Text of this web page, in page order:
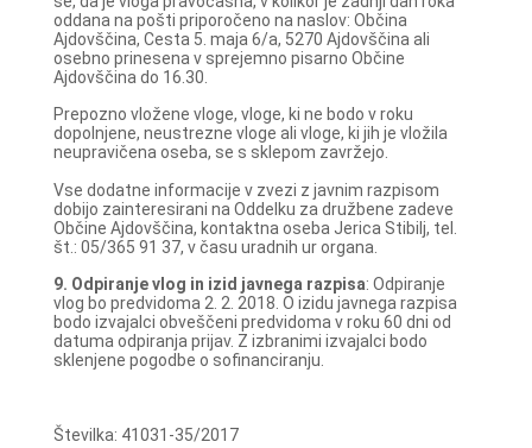
oddana na pošti priporočeno na naslov: Občina
Ajdovščina, Cesta 5. maja 6/a, 5270 Ajdovščina ali
osebno prinesena v sprejemno pisarno Občine
Ajdovščina do 16.30.
Prepozno vložene vloge, vloge, ki ne bodo v roku
dopolnjene, neustrezne vloge ali vloge, ki jih je vložila
neupravičena oseba, se s sklepom zavržejo.
Vse dodatne informacije v zvezi z javnim razpisom
dobijo zainteresirani na Oddelku za družbene zadeve
Občine Ajdovščina, kontaktna oseba Jerica Stibilj, tel.
št.: 05/365 91 37, v času uradnih ur organa.
9. Odpiranje vlog in izid javnega razpisa: Odpiranje
vlog bo predvidoma 2. 2. 2018. O izidu javnega razpisa
bodo izvajalci obveščeni predvidoma v roku 60 dni od
datuma odpiranja prijav. Z izbranimi izvajalci bodo
sklenjene pogodbe o sofinanciranju.
Številka: 41031-35/2017